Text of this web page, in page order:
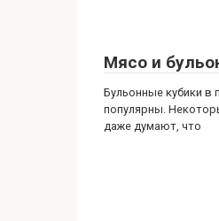
Мясо и
Бульонные кубики в
популярны.
даже думают, что